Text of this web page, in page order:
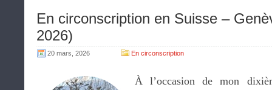
En circonscription en Suisse –
2026)
20 mars, 2026 En circonscription
À l’occasion de mon